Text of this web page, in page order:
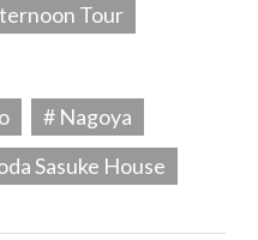
Tour
# Nagoya
Sasuke House